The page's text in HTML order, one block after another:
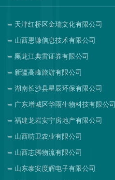
天津红桥区金瑞文化有限公司
山西恩谦信息技术有限公司
黑龙江典雷证券有限公司
新疆高峰旅游有限公司
湖南长沙县星辰环保有限公司
广东增城区华雨生物科技有限公司
福建龙岩安宁房地产有限公司
山西昉卫农业有限公司
山西志腾物流有限公司
山东泰安度辉电子有限公司